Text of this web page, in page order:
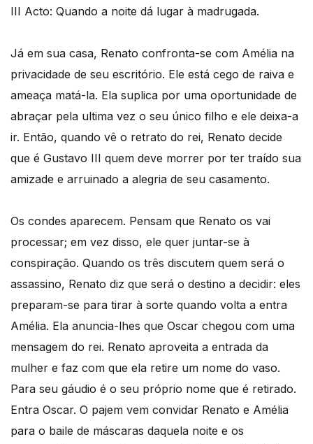
III Acto: Quando a noite dá lugar à madrugada.
Já em sua casa, Renato confronta-se com Amélia na
privacidade de seu escritório. Ele está cego de raiva e
ameaça matá-la. Ela suplica por uma oportunidade de
abraçar pela ultima vez o seu único filho e ele deixa-a
ir. Então, quando vê o retrato do rei, Renato decide
que é Gustavo III quem deve morrer por ter traído sua
amizade e arruinado a alegria de seu casamento.
Os condes aparecem. Pensam que Renato os vai
processar; em vez disso, ele quer juntar-se à
conspiração. Quando os três discutem quem será o
assassino, Renato diz que será o destino a decidir: eles
preparam-se para tirar à sorte quando volta a entra
Amélia. Ela anuncia-lhes que Oscar chegou com uma
mensagem do rei. Renato aproveita a entrada da
mulher e faz com que ela retire um nome do vaso.
Para seu gáudio é o seu próprio nome que é retirado.
Entra Oscar. O pajem vem convidar Renato e Amélia
para o baile de máscaras daquela noite e os